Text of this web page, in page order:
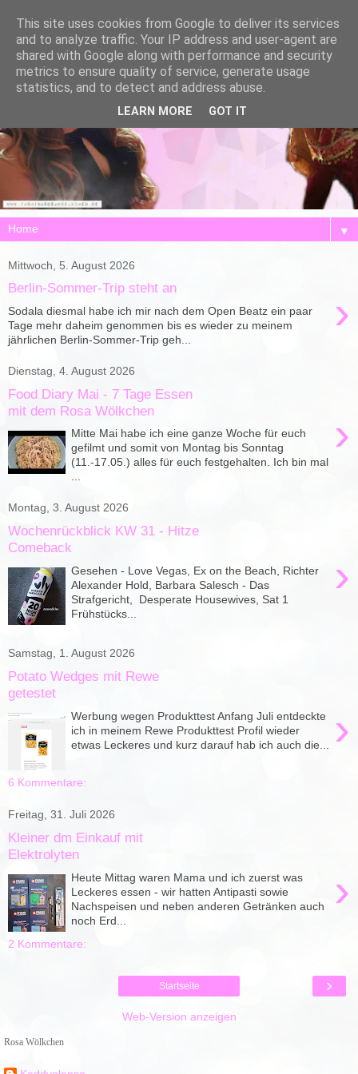
▼
Mittwoch, 5. August 2026
Berlin-Sommer-Trip steht an ›
Sodala diesmal habe ich mir nach dem Open Beatz ein paar
Tage mehr daheim genommen bis es wieder zu meinem
jährlichen Berlin-Sommer-Trip geh...
Dienstag, 4. August 2026
Food Diary Mai - 7 Tage Essen
mit dem Rosa Wölkchen
›
Mitte Mai habe ich eine ganze Woche für euch
gefilmt und somit von Montag bis Sonntag
(11.-17.05.) alles für euch festgehalten. Ich bin mal
...
Montag, 3. August 2026
Wochenrückblick KW 31 - Hitze
Comeback
›
Gesehen - Love Vegas, Ex on the Beach, Richter
Alexander Hold, Barbara Salesch - Das
Strafgericht, Desperate Housewives, Sat 1
Frühstücks...
Samstag, 1. August 2026
Potato Wedges mit Rewe
getestet
›
Werbung wegen Produkttest Anfang Juli entdeckte
ich in meinem Rewe Produkttest Profil wieder
etwas Leckeres und kurz darauf hab ich auch die...
6 Kommentare:
Freitag, 31. Juli 2026
Kleiner dm Einkauf mit
Elektrolyten
›
Heute Mittag waren Mama und ich zuerst was
Leckeres essen - wir hatten Antipasti sowie
Nachspeisen und neben anderen Getränken auch
noch Erd...
2 Kommentare:
›
Startseite
Web-Version anzeigen
Rosa Wölkchen
This site uses cookies from Google to deliver its services
and to analyze traffic. Your IP address and user-agent are
shared with Google along with performance and security
metrics to ensure quality of service, generate usage
statistics, and to detect and address abuse.
LEARN MORE GOT IT